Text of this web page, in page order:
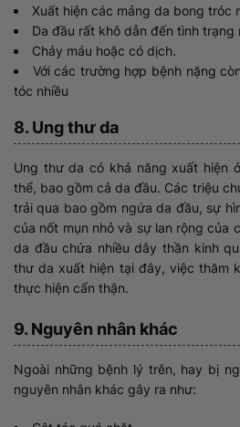
Xuất hiện các mảng da bong tróc
Da đầu rất khô dẫn đến tình trạng
Chảy máu hoặc có dịch.
Với các trường hợp bệnh nặng
tóc nhiều
8. Ung thư da
Ung thư da có khả năng xuất hiện
thể, bao gồm cả da đầu. Các triệu
trải qua bao gồm ngứa da đầu, sự
của nốt mụn nhỏ và sự lan rộng của
da đầu chứa nhiều dây thần kinh
thư da xuất hiện tại đây, việc thăm
thực hiện cẩn thận.
9. Nguyên nhân khác
Ngoài những bệnh lý trên, hay bị
nguyên nhân khác gây ra như: